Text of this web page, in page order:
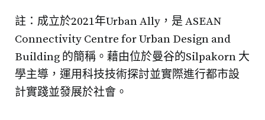
註：成立於2021年Urban Ally，是 ASEAN
Connectivity Centre for Urban Design and
Building 的簡稱。藉由位於曼谷的Silpakorn 大
學主導，運用科技技術探討並實際進行都市設
計實踐並發展於社會。